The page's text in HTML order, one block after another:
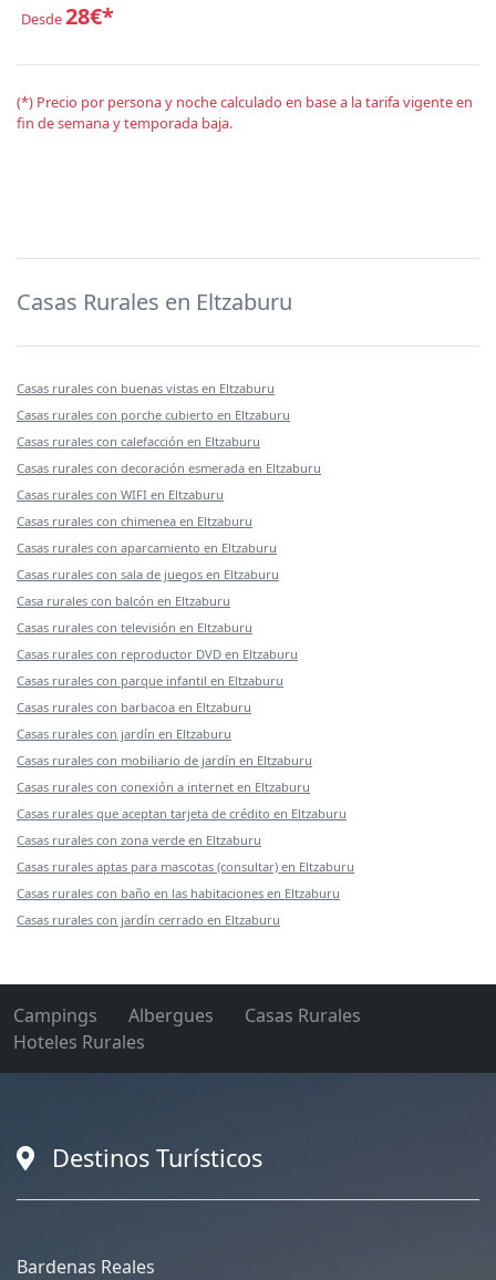
Desde28€*
(*) Precio por persona y noche calculado en base a la tarifa vigente en
fin de semana y temporada baja.
Casas Rurales en Eltzaburu
Casas rurales con buenas vistas en Eltzaburu
Casas rurales con porche cubierto en Eltzaburu
Casas rurales con calefacción en Eltzaburu
Casas rurales con decoración esmerada en Eltzaburu
Casas rurales con WIFI en Eltzaburu
Casas rurales con chimenea en Eltzaburu
Casas rurales con aparcamiento en Eltzaburu
Casas rurales con sala de juegos en Eltzaburu
Casa rurales con balcón en Eltzaburu
Casas rurales con televisión en Eltzaburu
Casas rurales con reproductor DVD en Eltzaburu
Casas rurales con parque infantil en Eltzaburu
Casas rurales con barbacoa en Eltzaburu
Casas rurales con jardín en Eltzaburu
Casas rurales con mobiliario de jardín en Eltzaburu
Casas rurales con conexión a internet en Eltzaburu
Casas rurales que aceptan tarjeta de crédito en Eltzaburu
Casas rurales con zona verde en Eltzaburu
Casas rurales aptas para mascotas (consultar) en Eltzaburu
Casas rurales con baño en las habitaciones en Eltzaburu
Casas rurales con jardín cerrado en Eltzaburu
Campings Albergues
Casas Rurales
Hoteles Rurales
Destinos Turísticos
Bardenas Reales